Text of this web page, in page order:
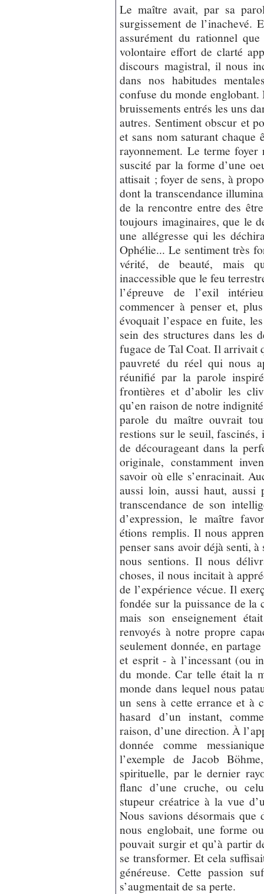
Le maître avait, par sa
surgissement de l’inachevé.
assurément du rationnel
volontaire effort de clarté
discours magistral, il nous
dans nos habitudes
confuse du monde
bruissements entrés les uns
autres. Sentiment obscur et
et sans nom saturant
rayonnement. Le terme foyer
suscité par la forme d’une
attisait ; foyer de sens, à
dont la transcendance
de la rencontre entre des
toujours imaginaires, que le
une allégresse qui les
Ophélie... Le sentiment très
vérité, de beauté, mais
inaccessible que le feu
l’épreuve de l’exil
commencer à penser et,
évoquait l’espace en fuite,
sein des structures dans les
fugace de Tal Coat. Il arrivait
pauvreté du réel qui nous
réunifié par la parole
frontières et d’abolir les
qu’en raison de notre
parole du maître ouvrait
restions sur le seuil,
de décourageant dans la
originale, constamment
savoir où elle s’enracinait.
aussi loin, aussi haut, aussi
transcendance de son
d’expression, le maître
étions remplis. Il nous
penser sans avoir déjà senti,
nous sentions. Il nous
choses, il nous incitait à
de l’expérience vécue. Il
fondée sur la puissance de la
mais son enseignement
renvoyés à notre propre
seulement donnée, en
et esprit - à l’incessant (ou
du monde. Car telle était la
monde dans lequel nous
un sens à cette errance et à
hasard d’un instant,
raison, d’une direction. À
donnée comme
l’exemple de Jacob
spirituelle, par le dernier
flanc d’une cruche, ou
stupeur créatrice à la vue
Nous savions désormais
nous englobait, une forme
pouvait surgir et qu’à partir
se transformer. Et cela
généreuse. Cette passion
s’augmentait de sa perte.